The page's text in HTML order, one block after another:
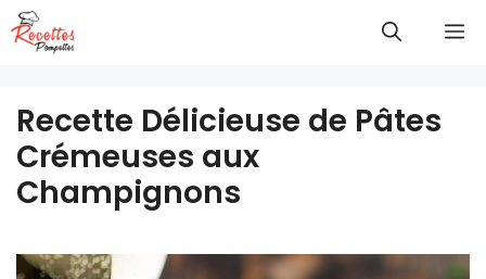
Aller
au
Recette Délicieuse de Pâtes
Crémeuses aux
Champignons